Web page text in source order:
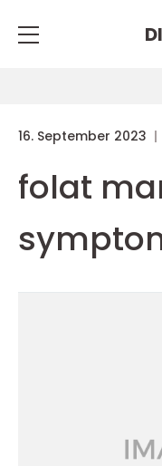
16. September 2023
folat